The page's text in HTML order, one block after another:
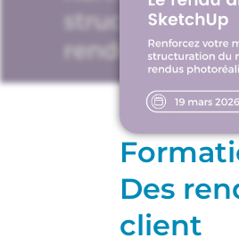
Architecture
Des
client